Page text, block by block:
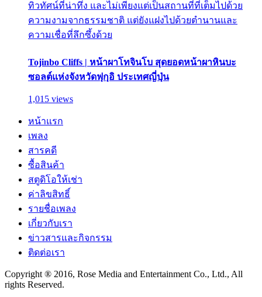
ทิวทัศน์ที่น่าทึ่ง และไม่เพียงแต่เป็นสถานที่ที่เต็มไปด้วย
ความงามจากธรรมชาติ แต่ยังแฝงไปด้วยตำนานและ
ความเชื่อที่ลึกซึ้งด้วย
Tojinbo Cliffs | หน้าผาโทจินโบ สุดยอดหน้าผาหินบะ
ซอลต์แห่งจังหวัดฟุกุอิ ประเทศญี่ปุ่น
1,015 views
หน้าแรก
เพลง
สารคดี
ซื้อสินค้า
สตูดิโอให้เช่า
ค่าลิขสิทธิ์
รายชื่อเพลง
เกี่ยวกับเรา
ข่าวสารและกิจกรรม
ติดต่อเรา
Copyright ® 2016, Rose Media and Entertainment Co., Ltd., All
rights Reserved.